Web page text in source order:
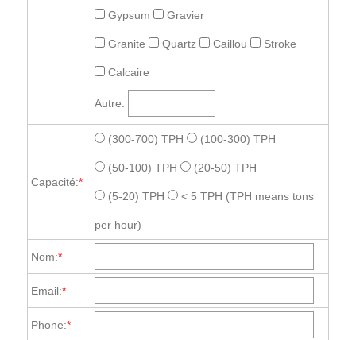
Gypsum Gravier
Granite Quartz Caillou Stroke
Calcaire
Autre:
Capacité:*
(300-700) TPH (100-300) TPH
(50-100) TPH (20-50) TPH
(5-20) TPH < 5 TPH (TPH means tons
per hour)
Nom:*
Email:*
Phone:*